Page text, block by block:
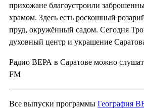
прихожане благоустроили
храмом. Здесь есть роскошный
пруд, окружённый садом. Сегодня
духовный центр и украшение
Радио ВЕРА в Саратове можно
FM
Все выпуски программы География